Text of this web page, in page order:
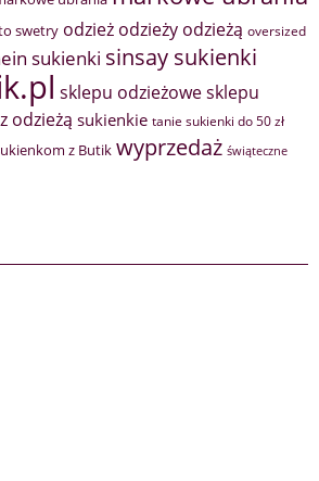
swetry odzież odzieży odzieżą oversized
sukienki sinsay sukienki
sklepu odzieżowesklepu
odzieżą sukienkie tanie sukienki do 50 zł
z Butik wyprzedaż świąteczne